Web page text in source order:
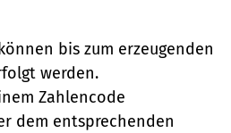
bis zum erzeugenden
werden.
Zahlencode
dem entsprechenden